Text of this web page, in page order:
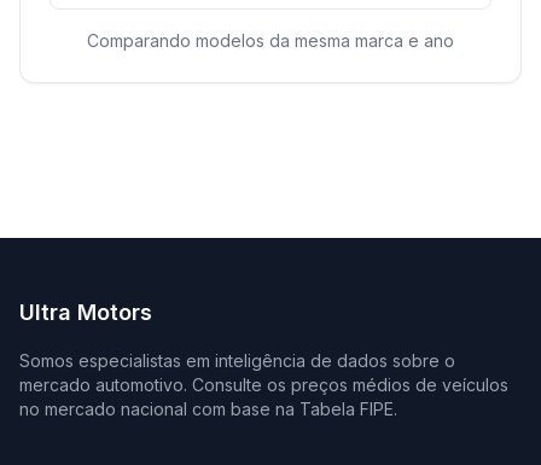
Comparando modelos da mesma marca e ano
Ultra Motors
Somos especialistas em inteligência de dados sobre o
mercado automotivo. Consulte os preços médios de veículos
no mercado nacional com base na Tabela FIPE.